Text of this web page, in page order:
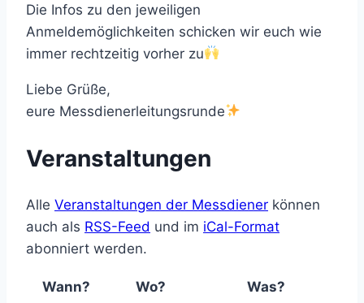
Die Infos zu den jeweiligen
Anmeldemöglichkeiten schicken wir euch wie
immer rechtzeitig vorher zu
Liebe Grüße,
eure Messdienerleitungsrunde
Veranstaltungen
Alle Veranstaltungen der Messdiener können
auch als RSS-Feed und im iCal-Format
abonniert werden.
Wann? Wo? Was?